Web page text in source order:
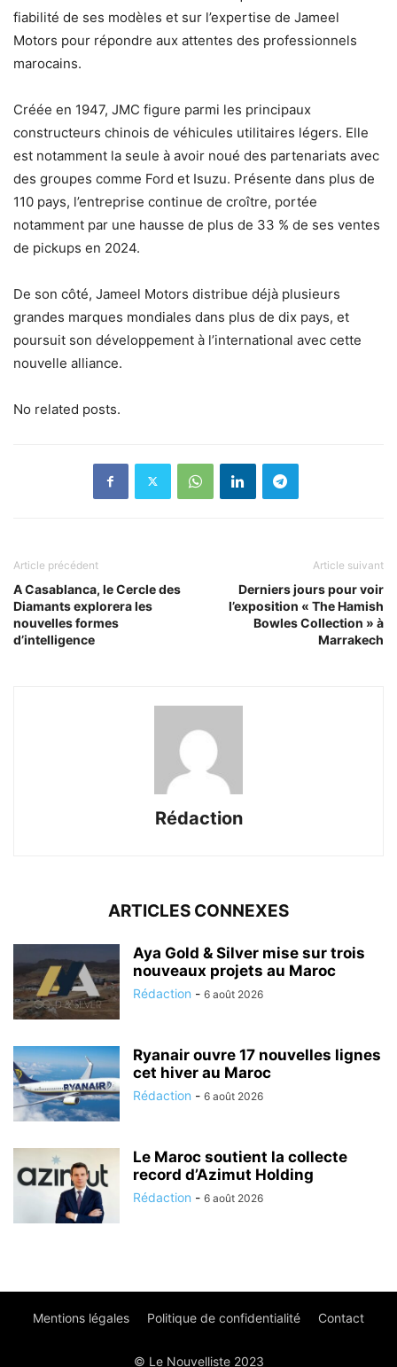
fiabilité de ses modèles et sur l’expertise de Jameel
Motors pour répondre aux attentes des professionnels
marocains.
Créée en 1947, JMC figure parmi les principaux
constructeurs chinois de véhicules utilitaires légers. Elle
est notamment la seule à avoir noué des partenariats avec
des groupes comme Ford et Isuzu. Présente dans plus de
110 pays, l’entreprise continue de croître, portée
notamment par une hausse de plus de 33 % de ses ventes
de pickups en 2024.
De son côté, Jameel Motors distribue déjà plusieurs
grandes marques mondiales dans plus de dix pays, et
poursuit son développement à l’international avec cette
nouvelle alliance.
No related posts.
Article précédent
A Casablanca, le Cercle des
Diamants explorera les
nouvelles formes
d’intelligence
Article suivant
Derniers jours pour voir
l’exposition « The Hamish
Bowles Collection » à
Marrakech
Rédaction
ARTICLES CONNEXES
Aya Gold & Silver mise sur trois
nouveaux projets au Maroc
Rédaction - 6 août 2026
Ryanair ouvre 17 nouvelles lignes
cet hiver au Maroc
Rédaction - 6 août 2026
Le Maroc soutient la collecte
record d’Azimut Holding
Rédaction - 6 août 2026
Mentions légales Politique de confidentialité Contact
© Le Nouvelliste 2023